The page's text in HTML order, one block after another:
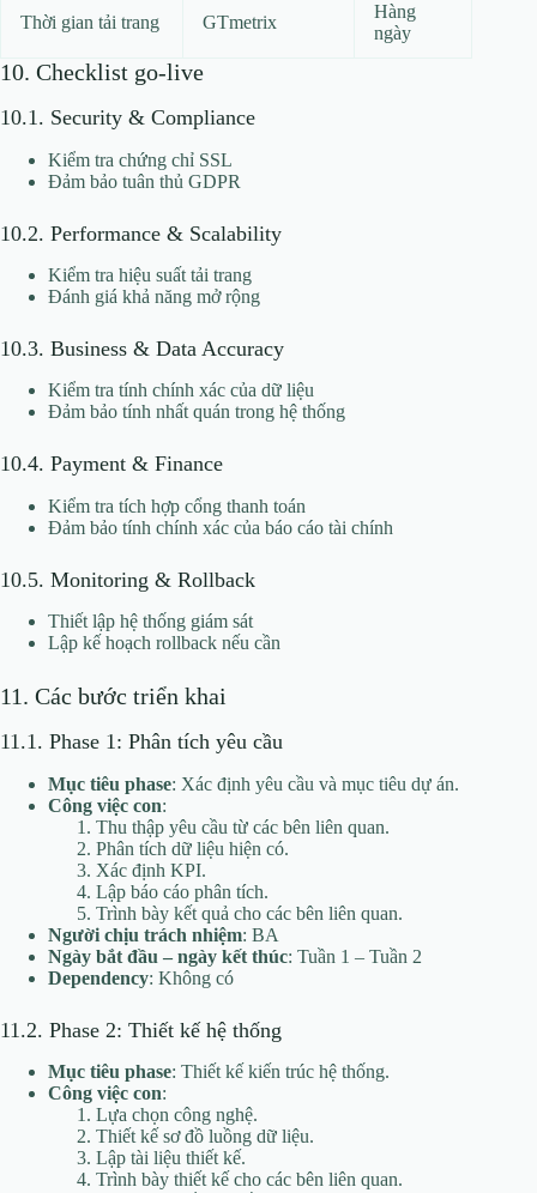
Thời gian tải trang GTmetrix
Hàng
ngày
10. Checklist go-live
10.1. Security & Compliance
Kiểm tra chứng chỉ SSL
Đảm bảo tuân thủ GDPR
10.2. Performance & Scalability
Kiểm tra hiệu suất tải trang
Đánh giá khả năng mở rộng
10.3. Business & Data Accuracy
Kiểm tra tính chính xác của dữ liệu
Đảm bảo tính nhất quán trong hệ thống
10.4. Payment & Finance
Kiểm tra tích hợp cổng thanh toán
Đảm bảo tính chính xác của báo cáo tài chính
10.5. Monitoring & Rollback
Thiết lập hệ thống giám sát
Lập kế hoạch rollback nếu cần
11. Các bước triển khai
11.1. Phase 1: Phân tích yêu cầu
Mục tiêu phase: Xác định yêu cầu và mục tiêu dự án.
Công việc con:
Thu thập yêu cầu từ các bên liên quan.
Phân tích dữ liệu hiện có.
Xác định KPI.
Lập báo cáo phân tích.
Trình bày kết quả cho các bên liên quan.
Người chịu trách nhiệm: BA
Ngày bắt đầu – ngày kết thúc: Tuần 1 – Tuần 2
Dependency: Không có
11.2. Phase 2: Thiết kế hệ thống
Mục tiêu phase: Thiết kế kiến trúc hệ thống.
Công việc con:
Lựa chọn công nghệ.
Thiết kế sơ đồ luồng dữ liệu.
Lập tài liệu thiết kế.
Trình bày thiết kế cho các bên liên quan.